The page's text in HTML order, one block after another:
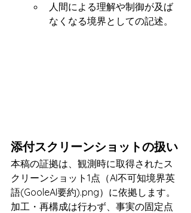
人間による理解や制御が及ば
なくなる境界としての記述。
添付スクリーンショットの扱い
本稿の証拠は、観測時に取得されたス
クリーンショット1点（AI不可知境界英
語(GooleAI要約).png）に依拠します。
加工・再構成は行わず、事実の固定点